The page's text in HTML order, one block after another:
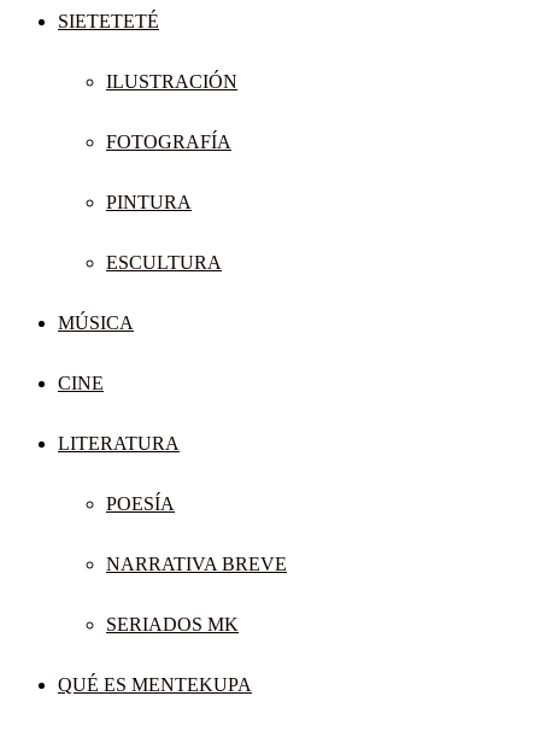
SIETETETÉ
ILUSTRACIÓN
FOTOGRAFÍA
PINTURA
ESCULTURA
MÚSICA
CINE
LITERATURA
POESÍA
NARRATIVA BREVE
SERIADOS MK
QUÉ ES MENTEKUPA